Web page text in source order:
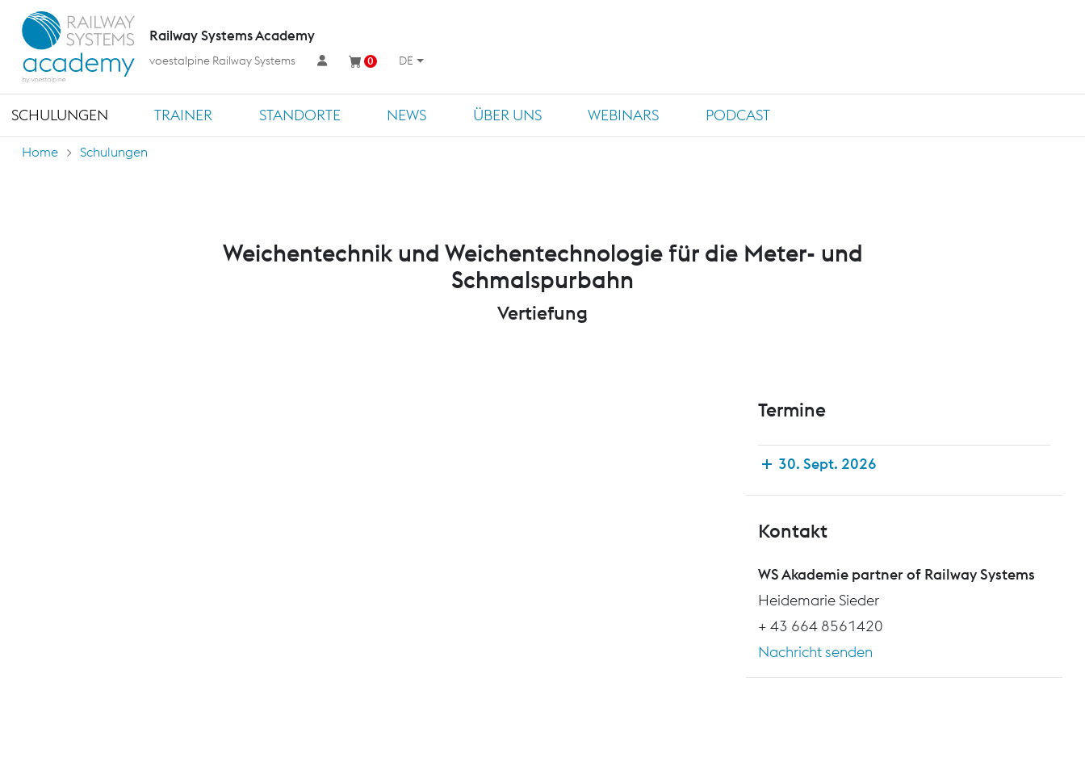
SCHULUNGEN TRAINER STANDORTE NEWS ÜBER UNS WEBINARS PODCAST
Railway Systems Academy
voestalpine Railway Systems 0 DE
Home Schulungen
Weichentechnik und Weichentechnologie für die Meter- und
Schmalspurbahn
Vertiefung
Termine
30. Sept. 2026
Kontakt
WS Akademie partner of Railway Systems
Heidemarie Sieder
+ 43 664 8561420
Nachricht senden